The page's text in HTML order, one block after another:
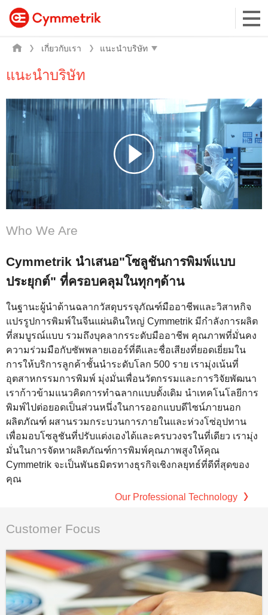
เกี่ยวกับเรา
แนะนำบริษัท
Who We Are
Cymmetrik นำเสนอ"โซลูชันการพิมพ์แบบ
ประยุกต์" ที่ครอบคลุมในทุกๆด้าน
ในฐานะผู้นำด้านฉลากวัสดุบรรจุภัณฑ์มืออาชีพและวิสาหกิจ
แปรรูปการพิมพ์ในจีนแผ่นดินใหญ่ Cymmetrik มีกำลังการผลิต
ที่สมบูรณ์แบบ รวมถึงบุคลากรระดับมืออาชีพ คุณภาพที่มั่นคง
ความร่วมมือกับซัพพลายเออร์ที่ดีและชื่อเสียงที่ยอดเยี่ยมใน
การให้บริการลูกค้าชั้นนำระดับโลก 500 ราย เรามุ่งเน้นที่
อุตสาหกรรมการพิมพ์ มุ่งมั่นเพื่อนวัตกรรมและการวิจัยพัฒนา
เราก้าวข้ามแนวคิดการทำฉลากแบบดั้งเดิม นำเทคโนโลยีการ
พิมพ์ไปต่อยอดเป็นส่วนหนึ่งในการออกแบบดีไซน์ภายนอก
ผลิตภัณฑ์ ผสานรวมกระบวนการภายในและห่วงโซ่อุปทาน
เพื่อมอบโซลูชันที่ปรับแต่งเองได้และครบวงจรในที่เดียว เรามุ่ง
มั่นในการจัดหาผลิตภัณฑ์การพิมพ์คุณภาพสูงให้คุณ
Cymmetrik จะเป็นพันธมิตรทางธุรกิจเชิงกลยุทธ์ที่ดีที่สุดของ
คุณ
Our Professional Technology
Customer Focus